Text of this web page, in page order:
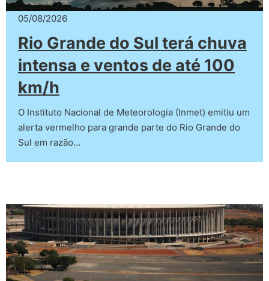
05/08/2026
Rio Grande do Sul terá chuva
intensa e ventos de até 100
km/h
O Instituto Nacional de Meteorologia (Inmet) emitiu um
alerta vermelho para grande parte do Rio Grande do
Sul em razão…